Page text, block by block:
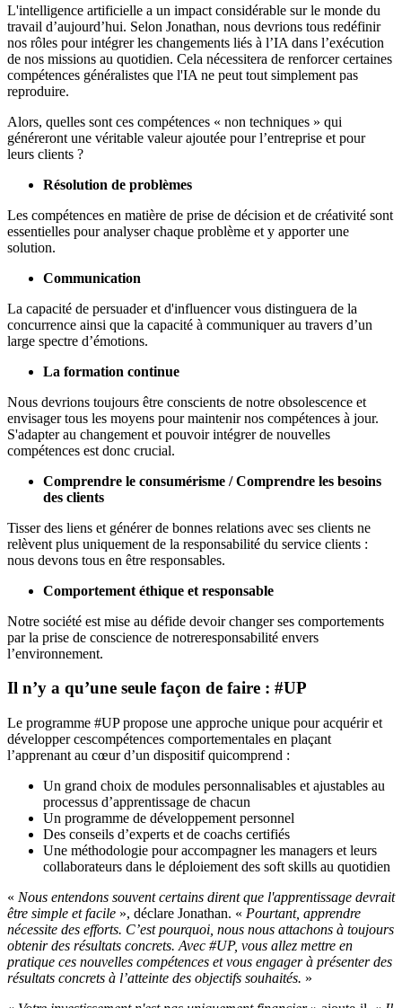
L'intelligence artificielle a un impact considérable sur le monde du
travail d’aujourd’hui. Selon Jonathan, nous devrions tous redéfinir
nos rôles pour intégrer les changements liés à l’IA dans l’exécution
de nos missions au quotidien. Cela nécessitera de renforcer certaines
compétences généralistes que l'IA ne peut tout simplement pas
reproduire.
Alors, quelles sont ces compétences « non techniques » qui
généreront une véritable valeur ajoutée pour l’entreprise et pour
leurs clients ?
Résolution de problèmes
Les compétences en matière de prise de décision et de créativité sont
essentielles pour analyser chaque problème et y apporter une
solution.
Communication
La capacité de persuader et d'influencer vous distinguera de la
concurrence ainsi que la capacité à communiquer au travers d’un
large spectre d’émotions.
La formation continue
Nous devrions toujours être conscients de notre obsolescence et
envisager tous les moyens pour maintenir nos compétences à jour.
S'adapter au changement et pouvoir intégrer de nouvelles
compétences est donc crucial.
Comprendre le consumérisme / Comprendre les besoins
des clients
Tisser des liens et générer de bonnes relations avec ses clients ne
relèvent plus uniquement de la responsabilité du service clients :
nous devons tous en être responsables.
Comportement éthique et responsable
Notre société est mise au défide devoir changer ses comportements
par la prise de conscience de notreresponsabilité envers
l’environnement.
Il n’y a qu’une seule façon de faire : #UP
Le programme #UP propose une approche unique pour acquérir et
développer cescompétences comportementales en plaçant
l’apprenant au cœur d’un dispositif quicomprend :
Un grand choix de modules personnalisables et ajustables au
processus d’apprentissage de chacun
Un programme de développement personnel
Des conseils d’experts et de coachs certifiés
Une méthodologie pour accompagner les managers et leurs
collaborateurs dans le déploiement des soft skills au quotidien
« Nous entendons souvent certains dirent que l'apprentissage devrait
être simple et facile », déclare Jonathan. « Pourtant, apprendre
nécessite des efforts. C’est pourquoi, nous nous attachons à toujours
obtenir des résultats concrets. Avec #UP, vous allez mettre en
pratique ces nouvelles compétences et vous engager à présenter des
résultats concrets à l’atteinte des objectifs souhaités. »